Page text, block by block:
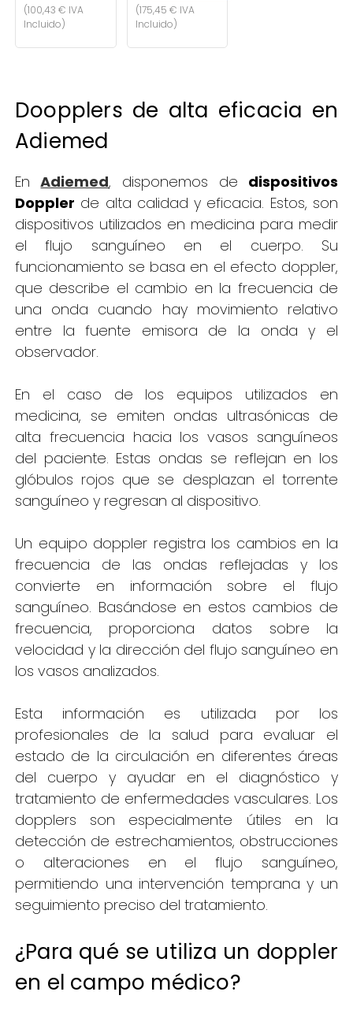
(100,43 € IVA
Incluido)
(175,45 € IVA
Incluido)
Doopplers de alta eficacia en
Adiemed
EnAdiemed, disponemos de dispositivos
Doppler de alta calidad y eficacia. Estos, son
dispositivos utilizados en medicina para medir
el flujo sanguíneo en el cuerpo. Su
funcionamiento se basa en el efecto doppler,
que describe el cambio en la frecuencia de
una onda cuando hay movimiento relativo
entre la fuente emisora de la onda y el
observador.
En el caso de los equipos utilizados en
medicina, se emiten ondas ultrasónicas de
alta frecuencia hacia los vasos sanguíneos
del paciente. Estas ondas se reflejan en los
glóbulos rojos que se desplazan el torrente
sanguíneo y regresan al dispositivo.
Un equipo doppler registra los cambios en la
frecuencia de las ondas reflejadas y los
convierte en información sobre el flujo
sanguíneo. Basándose en estos cambios de
frecuencia, proporciona datos sobre la
velocidad y la dirección del flujo sanguíneo en
los vasos analizados.
Esta información es utilizada por los
profesionales de la salud para evaluar el
estado de la circulación en diferentes áreas
del cuerpo y ayudar en el diagnóstico y
tratamiento de enfermedades vasculares. Los
dopplers son especialmente útiles en la
detección de estrechamientos, obstrucciones
o alteraciones en el flujo sanguíneo,
permitiendo una intervención temprana y un
seguimiento preciso del tratamiento.
¿Para qué se utiliza un doppler
en el campo médico?